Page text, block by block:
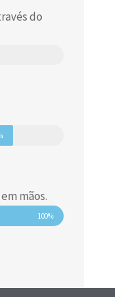
do
mãos.
100%